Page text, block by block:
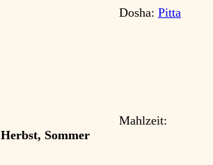
Dosha: Pitta
Mahlzeit:
Herbst, Sommer